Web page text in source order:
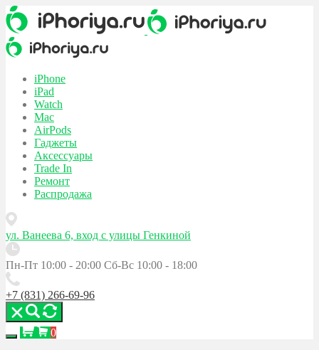
iPhone
iPad
Watch
Mac
AirPods
Гаджеты
Аксессуары
Trade In
Ремонт
Распродажа
ул. Ванеева 6, вход с улицы Генкиной
Пн-Пт 10:00 - 20:00 Сб-Вс 10:00 - 18:00
+7 (831) 266-69-96
0